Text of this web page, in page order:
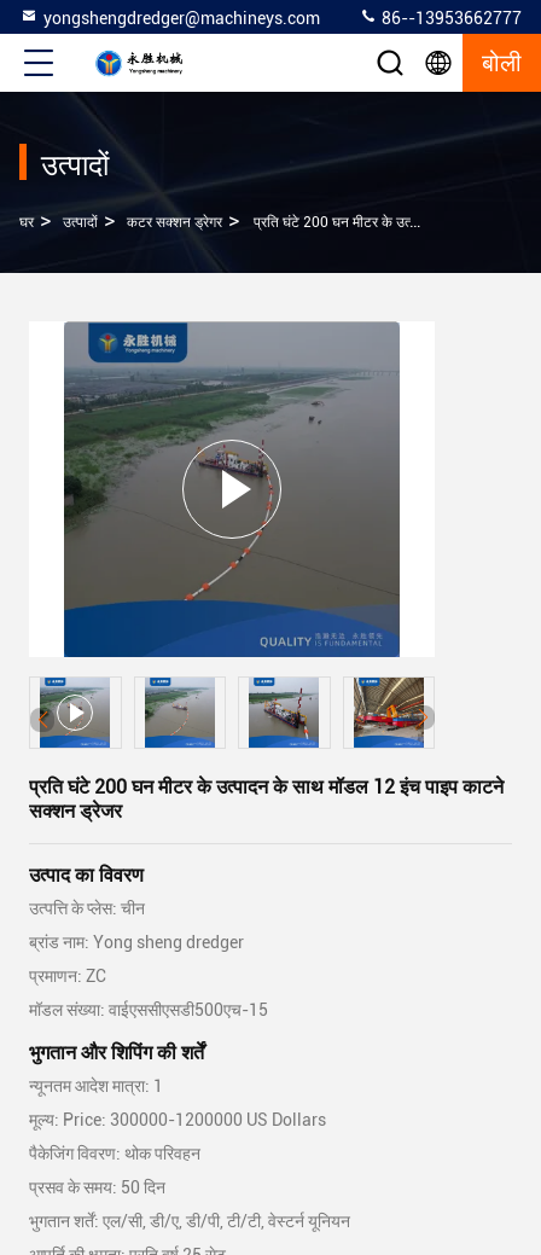
yongshengdredger@machineys.com 86--13953662777
बोली
उत्पादों
घर > उत्पादों > कटर सक्शन ड्रेगर > प्रति घंटे 200 घन मीटर के उत्पादन के साथ मॉडल 12 इंच पाइप काटने सक्शन ड्रेजर
प्रति घंटे 200 घन मीटर के उत्पादन के साथ मॉडल 12 इंच पाइप काटने
सक्शन ड्रेजर
उत्पाद का विवरण
उत्पत्ति के प्लेस: चीन
ब्रांड नाम: Yong sheng dredger
प्रमाणन: ZC
मॉडल संख्या: वाईएससीएसडी500एच-15
भुगतान और शिपिंग की शर्तें
न्यूनतम आदेश मात्रा: 1
मूल्य: Price: 300000-1200000 US Dollars
पैकेजिंग विवरण: थोक परिवहन
प्रसव के समय: 50 दिन
भुगतान शर्तें: एल/सी, डी/ए, डी/पी, टी/टी, वेस्टर्न यूनियन